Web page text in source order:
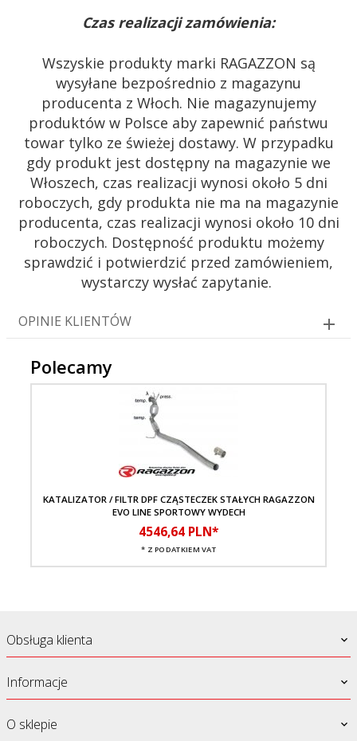
Czas realizacji zamówienia:
Wszyskie produkty marki RAGAZZON są
wysyłane bezpośrednio z magazynu
producenta z Włoch. Nie magazynujemy
produktów w Polsce aby zapewnić państwu
towar tylko ze świeżej dostawy. W przypadku
gdy produkt jest dostępny na magazynie we
Włoszech, czas realizacji wynosi około 5 dni
roboczych, gdy produkta nie ma na magazynie
producenta, czas realizacji wynosi około 10 dni
roboczych. Dostępność produktu możemy
sprawdzić i potwierdzić przed zamówieniem,
wystarczy wysłać zapytanie.
OPINIE KLIENTÓW
Polecamy
KATALIZATOR / FILTR DPF CZĄSTECZEK STAŁYCH RAGAZZON
EVO LINE SPORTOWY WYDECH
4546,64 PLN*
* Z PODATKIEM VAT
Obsługa klienta
Informacje
O sklepie